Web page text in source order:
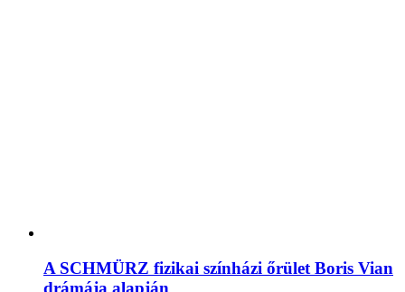
A SCHMÜRZ fizikai színházi őrület Boris Vian
drámája alapján